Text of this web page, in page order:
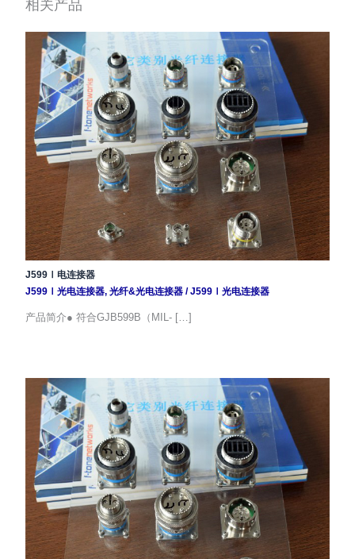
相关产品
J599Ⅰ电连接器
J599Ⅰ光电连接器, 光纤&光电连接器/J599Ⅰ光电连接器
产品简介● 符合GJB599B（MIL- […]